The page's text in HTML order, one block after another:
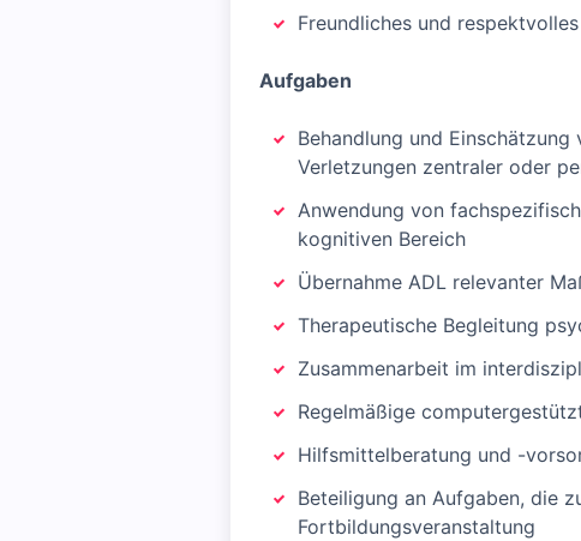
Freundliches und
Aufgaben
Behandlung und
Verletzungen zentraler oder
Anwendung von
kognitiven Bereich
Übernahme ADL relevanter
Therapeutische Begleitung
Zusammenarbeit im
Regelmäßige
Hilfsmittelberatung und -
Beteiligung an Aufgaben, die
Fortbildungsveranstaltung